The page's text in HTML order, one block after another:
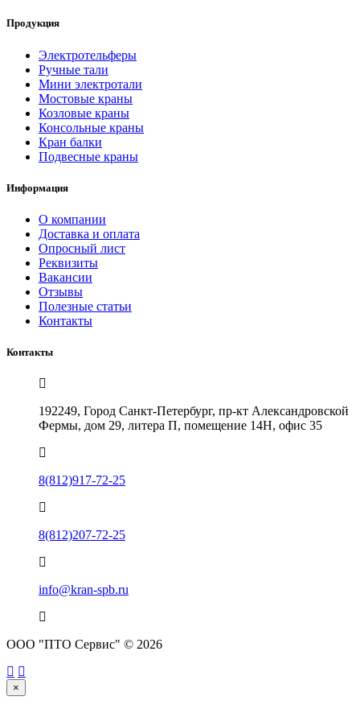
Продукция
Электротельферы
Ручные тали
Мини электротали
Мостовые краны
Козловые краны
Консольные краны
Кран балки
Подвесные краны
Информация
О компании
Доставка и оплата
Опросный лист
Реквизиты
Вакансии
Отзывы
Полезные статьи
Контакты
Контакты
192249, Город Санкт-Петербург, пр-кт Александровской
Фермы, дом 29, литера П, помещение 14Н, офис 35
8(812)917-72-25
8(812)207-72-25
info@kran-spb.ru
ООО "ПТО Сервис" © 2026
×